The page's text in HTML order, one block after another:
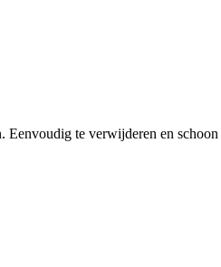
te verwijderen en